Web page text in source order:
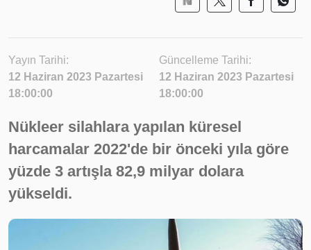
Yayın Tarihi:
12 Haziran 2023 Pazartesi
18:00:00
Güncelleme Tarihi:
12 Haziran 2023 Pazartesi
18:00:00
Nükleer silahlara yapılan küresel
harcamalar 2022'de bir önceki yıla göre
yüzde 3 artışla 82,9 milyar dolara
yükseldi.